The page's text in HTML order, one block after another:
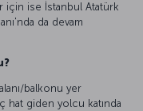
için ise İstanbul Atatürk
da devam
balkonu yer
hat giden yolcu katında